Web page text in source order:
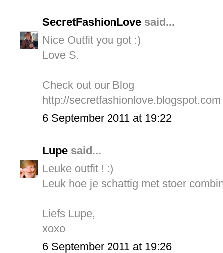
SecretFashionLove said...
Nice Outfit you got :)
Love S.
Check out our Blog
http://secretfashionlove.blogspot.com
6 September 2011 at 19:22
Lupe said...
Leuke outfit ! :)
Leuk hoe je schattig met stoer
Liefs Lupe,
xoxo
6 September 2011 at 19:26